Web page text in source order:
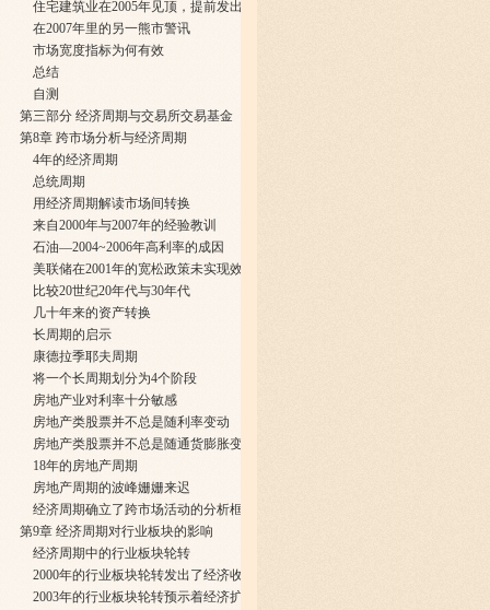
住宅建筑业在2005年见顶，提前发出了预警信号
在2007年里的另一熊市警讯
市场宽度指标为何有效
总结
自测
第三部分 经济周期与交易所交易基金
第8章 跨市场分析与经济周期
4年的经济周期
总统周期
用经济周期解读市场间转换
来自2000年与2007年的经验教训
石油—2004~2006年高利率的成因
美联储在2001年的宽松政策未实现效果
比较20世纪20年代与30年代
几十年来的资产转换
长周期的启示
康德拉季耶夫周期
将一个长周期划分为4个阶段
房地产业对利率十分敏感
房地产类股票并不总是随利率变动
房地产类股票并不总是随通货膨胀变动
18年的房地产周期
房地产周期的波峰姗姗来迟
经济周期确立了跨市场活动的分析框架
第9章 经济周期对行业板块的影响
经济周期中的行业板块轮转
2000年的行业板块轮转发出了经济收缩的信号
2003年的行业板块轮转预示着经济扩张朗的到来